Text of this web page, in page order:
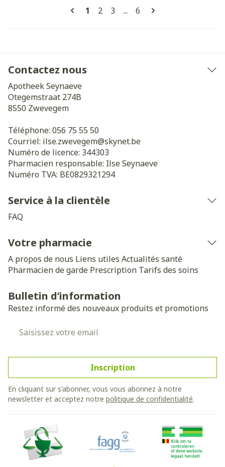
Pages
Vous lisez actuellement la page
1 Page
2 Page
3 ... Page
6
Contactez nous
Apotheek Seynaeve
Otegemstraat 274B
8550 Zwevegem
Téléphone: 056 75 55 50
Courriel: ilse.zwevegem@skynet.be
Numéro de licence: 344303
Pharmacien responsable: Ilse Seynaeve
Numéro TVA: BE0829321294
Service à la clientèle
FAQ
Votre pharmacie
A propos de nous Liens utiles Actualités santé
Pharmacien de garde Prescription Tarifs des soins
Bulletin d’information
Restez informé des nouveaux produits et promotions
Inscription
En cliquant sur s'abonner, vous vous abonnez à notre
newsletter et acceptez notre politique de confidentialité.